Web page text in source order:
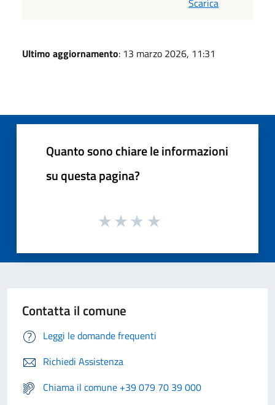
Ultimo aggiornamento: 13 marzo 2026, 11:31
Quanto sono chiare le informazioni
su questa pagina?
Contatta il comune
Leggi le domande frequenti
Richiedi Assistenza
Chiama il comune +39 079 70 39 000